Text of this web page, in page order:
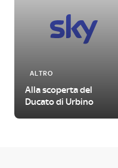
ALTRO
Alla scoperta del
Ducato di Urbino